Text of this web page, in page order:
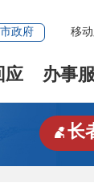
市政府 移动
应 办事
长